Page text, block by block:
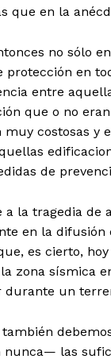
que en la
no sólo
protección en
entre
que o no
muy costosas
de
la tragedia de
en la
es cierto,
zona sísmica
durante un
las